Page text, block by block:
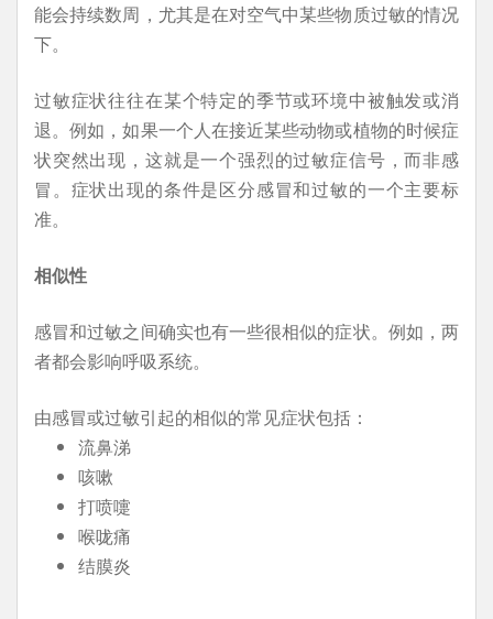
能会持续数周，尤其是在对空气中某些物质过敏的情况
下。
过敏症状往往在某个特定的季节或环境中被触发或消
退。例如，如果一个人在接近某些动物或植物的时候症
状突然出现，这就是一个强烈的过敏症信号，而非感
冒。症状出现的条件是区分感冒和过敏的一个主要标
准。
相似性
感冒和过敏之间确实也有一些很相似的症状。例如，两
者都会影响呼吸系统。
由感冒或过敏引起的相似的常见症状包括：
流鼻涕
咳嗽
打喷嚏
喉咙痛
结膜炎